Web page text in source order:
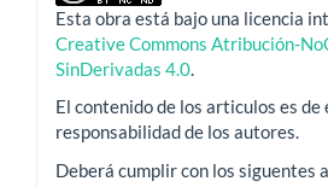
Esta obra está bajo una licencia
Creative Commons Atribución-
SinDerivadas 4.0.
El contenido de los articulos es de
responsabilidad de los autores.
Deberá cumplir con los siguentes